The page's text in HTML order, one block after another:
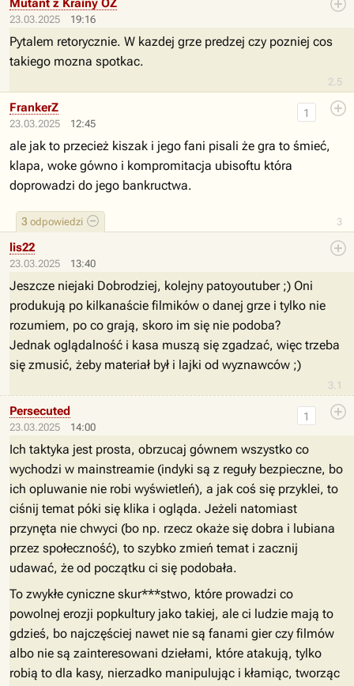
23.03.2025 19:16
2.5
Mutant z Krainy OZ
Pytalem retorycznie. W kazdej grze predzej czy pozniej cos
takiego mozna spotkac.
23.03.2025 12:45
3
1
3 odpowiedzi
FrankerZ
ale jak to przecież kiszak i jego fani pisali że gra to śmieć,
klapa, woke gówno i kompromitacja ubisoftu która
doprowadzi do jego bankructwa.
23.03.2025 13:40
3.1
lis22
Jeszcze niejaki Dobrodziej, kolejny patoyoutuber ;) Oni
produkują po kilkanaście filmików o danej grze i tylko nie
rozumiem, po co grają, skoro im się nie podoba?
Jednak oglądalność i kasa muszą się zgadzać, więc trzeba
się zmusić, żeby materiał był i lajki od wyznawców ;)
23.03.2025 14:00
1
Persecuted
Ich taktyka jest prosta, obrzucaj gównem wszystko co
wychodzi w mainstreamie (indyki są z reguły bezpieczne, bo
ich opluwanie nie robi wyświetleń), a jak coś się przyklei, to
ciśnij temat póki się klika i ogląda. Jeżeli natomiast
przynęta nie chwyci (bo np. rzecz okaże się dobra i lubiana
przez społeczność), to szybko zmień temat i zacznij
udawać, że od początku ci się podobała.
To zwykłe cyniczne skur***stwo, które prowadzi co
powolnej erozji popkultury jako takiej, ale ci ludzie mają to
gdzieś, bo najczęściej nawet nie są fanami gier czy filmów
albo nie są zainteresowani dziełami, które atakują, tylko
robią to dla kasy, nierzadko manipulując i kłamiąc, tworząc